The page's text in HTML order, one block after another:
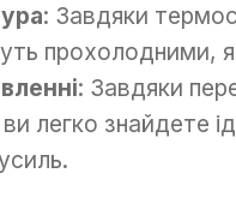
: Завдяки
прохолодними,
: Завдяки
легко знайдете